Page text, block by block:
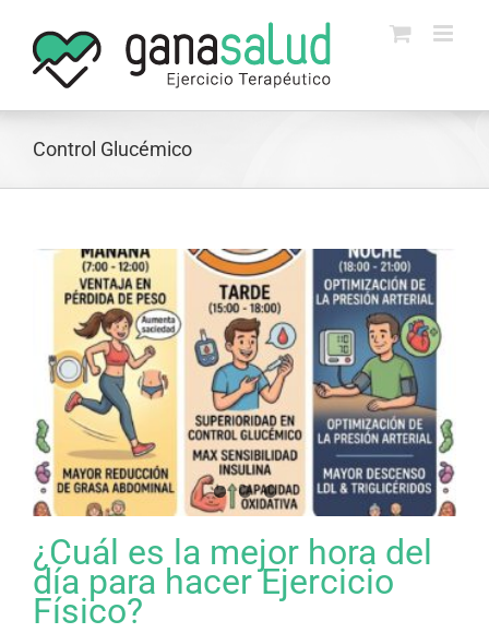
content
Control Glucémico
¿Cuál es la mejor hora del
día para hacer Ejercicio
Físico?